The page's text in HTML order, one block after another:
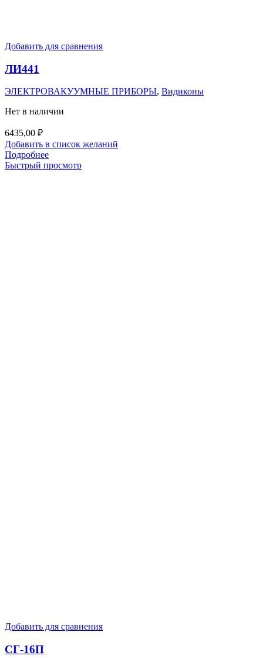
Добавить для сравнения
ЛИ441
ЭЛЕКТРОВАКУУМНЫЕ ПРИБОРЫ, Видиконы
Нет в наличии
6435,00 ₽
Добавить в список желаний
Подробнее
Быстрый просмотр
Добавить для сравнения
СГ-16П